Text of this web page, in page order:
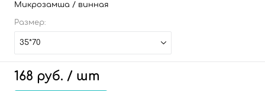
Микрозамша / винная
Размер:
35*70
168 руб. / шт